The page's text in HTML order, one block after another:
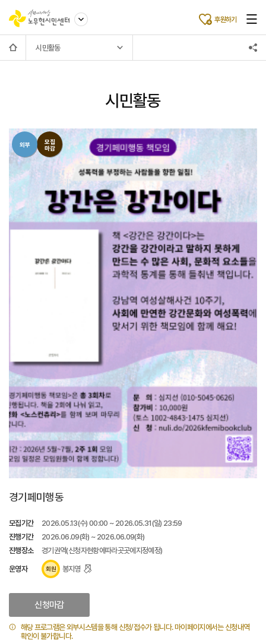
후원하기
시민활동
시민활동
외부
모집
마감
경기페미행동
모집기간
2026.05.13(수) 00:00 ~ 2026.05.31(일) 23:59
진행기간
2026.06.09(화) ~ 2026.06.09(화)
진행장소
경기권역(신청자현황에따라곳곳에지정예정)
운영자 회원 봉지영
신청마감
해당 프로그램은 외부시스템을 통해 신청/접수가 됩니다. 마이페이지에서는 신청내역
확인이 불가합니다.